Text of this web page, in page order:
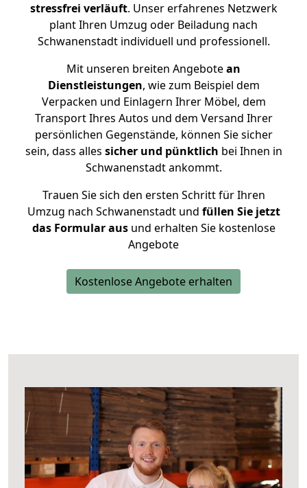
stressfrei verläuft. Unser erfahrenes Netzwerk
plant Ihren Umzug oder Beiladung nach
Schwanenstadt individuell und professionell.
Mit unseren breiten Angebotean
Dienstleistungen, wie zum Beispiel dem
Verpacken und Einlagern Ihrer Möbel, dem
Transport Ihres Autos und dem Versand Ihrer
persönlichen Gegenstände, können Sie sicher
sein, dass alles sicher und pünktlich bei Ihnen in
Schwanenstadt ankommt.
Trauen Sie sich den ersten Schritt für Ihren
Umzug nach Schwanenstadt und füllen Sie jetzt
das Formular ausund erhalten Sie kostenlose
Angebote
Kostenlose Angebote erhalten